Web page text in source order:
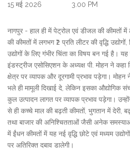
15 मई 2026 3.00 PM
नागपुर - हाल ही में पेट्रोल एवं डीजल की कीमतों में
की कीमतों में लगभग ₹2 प्रति लीटर की वृद्धि
उद्योगों के लिए गंभीर चिंता का विषय बन गई है।
इंडस्ट्रीज एसोसिएशन के अध्यक्ष पी. मोहन ने कहा
क्षेत्र पर व्यापक और दूरगामी प्रभाव पड़ेगा।
भले ही मामूली दिखाई दे, लेकिन इसका औद्योगिक
कुल उत्पादन लागत पर व्यापक प्रभाव पड़ेगा।
से ही कच्चे माल की बढ़ती कीमतों, भुगतान में देरी,
तथा बाजार की अनिश्चितताओं जैसी अनेक
में ईंधन कीमतों में यह नई वृद्धि छोटे एवं मध्यम
पर अतिरिक्त दबाव डालेगी।